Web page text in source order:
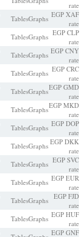
rate
TablesGraphs EGP XAF
rate
TablesGraphs EGP CLP
rate
TablesGraphs EGP CNY
rate
TablesGraphs EGP CRC
rate
TablesGraphsEGP GMD
rate
TablesGraphsEGP MKD
rate
TablesGraphs EGP DOP
rate
TablesGraphs EGP DKK
rate
TablesGraphs EGP SVC
rate
TablesGraphs EGP EUR
rate
TablesGraphs EGP FJD
rate
TablesGraphs EGP HUF
rate
EGP GNF